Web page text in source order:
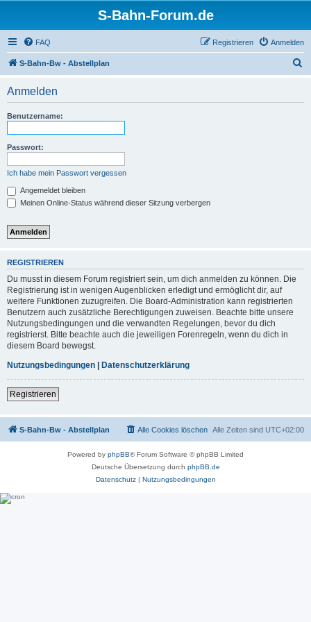
S-Bahn-Forum.de
FAQ Anmelden
Registrieren
S-Bahn-Bw - Abstellplan
Anmelden
Benutzername:
Passwort:
Ich habe mein Passwort vergessen
Angemeldet bleiben
Meinen Online-Status während dieser Sitzung verbergen
REGISTRIEREN
Du musst in diesem Forum registriert sein, um dich anmelden zu können. Die
Registrierung ist in wenigen Augenblicken erledigt und ermöglicht dir, auf
weitere Funktionen zuzugreifen. Die Board-Administration kann registrierten
Benutzern auch zusätzliche Berechtigungen zuweisen. Beachte bitte unsere
Nutzungsbedingungen und die verwandten Regelungen, bevor du dich
registrierst. Bitte beachte auch die jeweiligen Forenregeln, wenn du dich in
diesem Board bewegst.
Nutzungsbedingungen | Datenschutzerklärung
Registrieren
S-Bahn-Bw - Abstellplan Alle Zeiten sind UTC+02:00
Alle Cookies löschen
Powered by phpBB® Forum Software © phpBB Limited
Deutsche Übersetzung durch phpBB.de
Datenschutz| Nutzungsbedingungen